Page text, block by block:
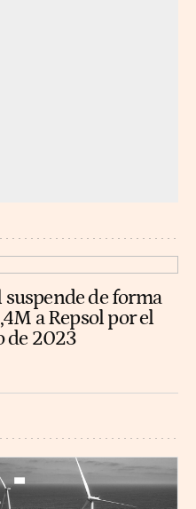
de forma
a Repsol por el
de 2023